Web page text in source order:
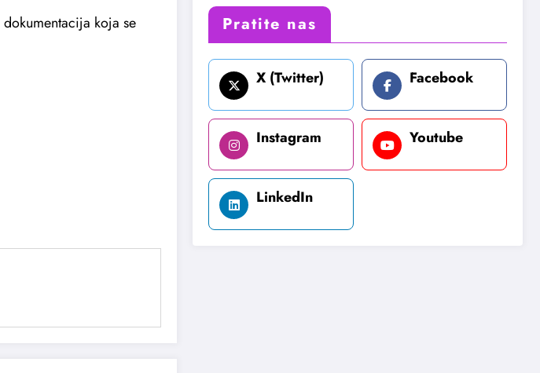
dokumentacija koja se
Pratite nas
X (Twitter) Facebook
Instagram Youtube
LinkedIn